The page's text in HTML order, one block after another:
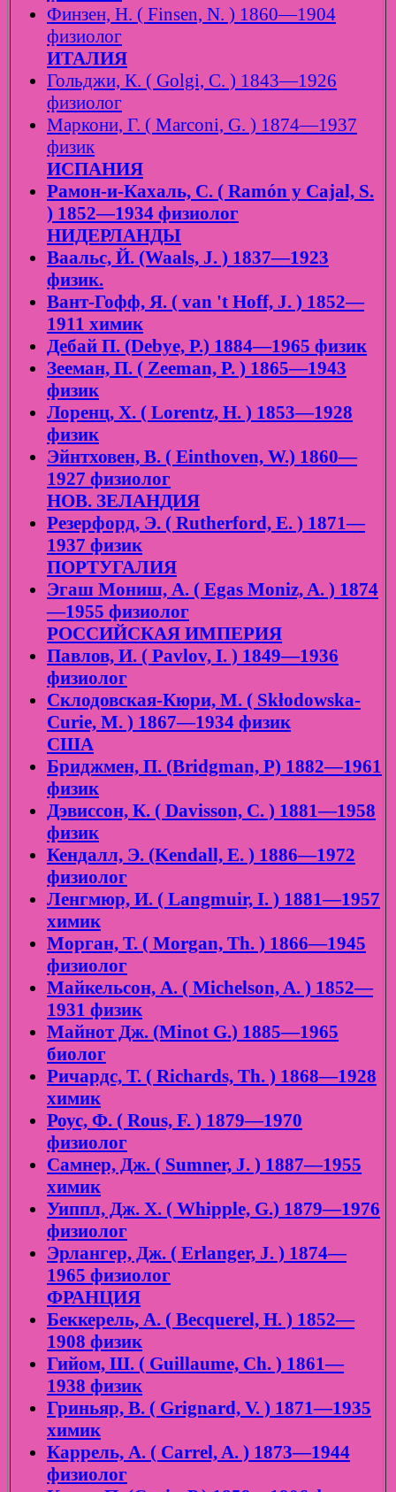
Финзен, Н. ( Finsen, N. ) 1860—1904
физиолог
ИТАЛИЯ
Гольджи, К. ( Golgi, C. ) 1843—1926
физиолог
Маркони, Г. ( Marconi, G. ) 1874—1937
физик
ИСПАНИЯ
Рамон-и-Кахаль, С. ( Ramón y Cajal, S.
) 1852—1934 физиолог
НИДЕРЛАНДЫ
Ваальс, Й. (Waals, J. ) 1837—1923
физик.
Вант-Гофф, Я. ( van 't Hoff, J. ) 1852—
1911 химик
Дебай П. (Debye, P.) 1884—1965 физик
Зееман, П. ( Zeeman, P. ) 1865—1943
физик
Лоренц, Х. ( Lorentz, H. ) 1853—1928
физик
Эйнтховен, В. ( Einthoven, W.) 1860—
1927 физиолог
НОВ. ЗЕЛАНДИЯ
Резерфорд, Э. ( Rutherford, E. ) 1871—
1937 физик
ПОРТУГАЛИЯ
Эгаш Мониш, А. ( Egas Moniz, A. ) 1874
—1955 физиолог
РОССИЙСКАЯ ИМПЕРИЯ
Павлов, И. ( Pavlov, I. ) 1849—1936
физиолог
Склодовская-Кюри, М. ( Skłodowska-
Curie, M. ) 1867—1934 физик
США
Бриджмен, П. (Bridgman, P) 1882—1961
физик
Дэвиссон, К. ( Davisson, C. ) 1881—1958
физик
Кендалл, Э. (Kendall, E. ) 1886—1972
физиолог
Ленгмюр, И. ( Langmuir, I. ) 1881—1957
химик
Морган, Т. ( Morgan, Th. ) 1866—1945
физиолог
Майкельсон, А. ( Michelson, A. ) 1852—
1931 физик
Майнот Дж. (Minot G.) 1885—1965
биолог
Ричардс, Т. ( Richards, Th. ) 1868—1928
химик
Роус, Ф. ( Rous, F. ) 1879—1970
физиолог
Самнер, Дж. ( Sumner, J. ) 1887—1955
химик
Уиппл, Дж. Х. ( Whipple, G.) 1879—1976
физиолог
Эрлангер, Дж. ( Erlanger, J. ) 1874—
1965 физиолог
ФРАНЦИЯ
Беккерель, А. ( Becquerel, H. ) 1852—
1908 физик
Гийом, Ш. ( Guillaume, Ch. ) 1861—
1938 физик
Гриньяр, В. ( Grignard, V. ) 1871—1935
химик
Каррель, А. ( Carrel, A. ) 1873—1944
физиолог